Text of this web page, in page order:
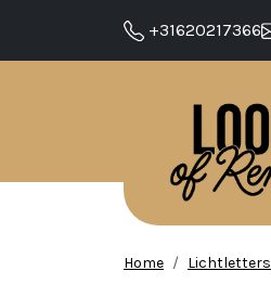
+31620217366
Home Lichtletters